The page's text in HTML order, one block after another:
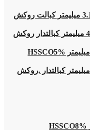
مته مرغک 3.15 میلیمتر کبالت روکش
مته مرغک 4.0 میلیمتر کبالتدار روکش
مته مرغک 5 میلیمتر HSSCO5%
مته مرغک 6 میلیمتر کبالتدار .روکش